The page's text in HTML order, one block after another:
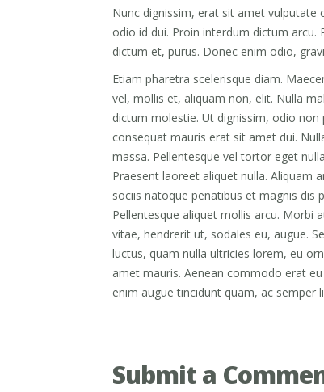
Nunc dignissim, erat sit amet vulputate
odio id dui. Proin interdum dictum
dictum et, purus. Donec enim odio,
Etiam pharetra scelerisque diam.
vel, mollis et, aliquam non, elit. Nulla
dictum molestie. Ut dignissim, odio
consequat mauris erat sit amet dui.
massa. Pellentesque vel tortor eget
Praesent laoreet aliquet nulla. Aliquam
sociis natoque penatibus et magnis dis
Pellentesque aliquet mollis arcu. Morbi
vitae, hendrerit ut, sodales eu, augue.
luctus, quam nulla ultricies lorem, eu
amet mauris. Aenean commodo erat
enim augue tincidunt quam, ac semper
Submit a